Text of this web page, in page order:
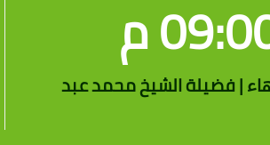
م
| فضيلة الشيخ محمد عبد